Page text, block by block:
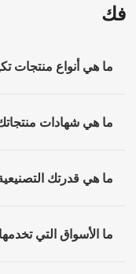
فك
ما هي أنواع منتجات
ما هي شهادات
ما هي قدرتك
ما الأسواق التي